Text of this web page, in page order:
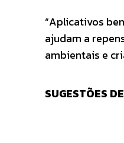
“Aplicativos
ajudam a
ambientais e
SUGESTÕES